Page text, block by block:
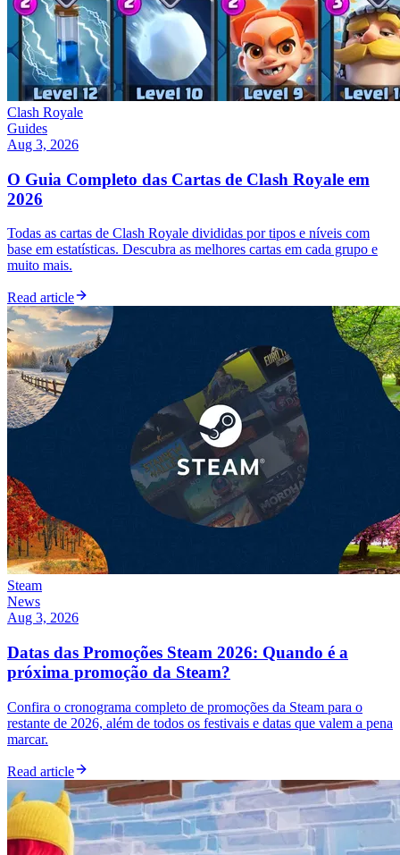
Clash Royale
Guides
Aug 3, 2026
O Guia Completo das Cartas de Clash Royale em
2026
Todas as cartas de Clash Royale divididas por tipos e níveis com
base em estatísticas. Descubra as melhores cartas em cada grupo e
muito mais.
Read article
Steam
News
Aug 3, 2026
Datas das Promoções Steam 2026: Quando é a
próxima promoção da Steam?
Confira o cronograma completo de promoções da Steam para o
restante de 2026, além de todos os festivais e datas que valem a pena
marcar.
Read article